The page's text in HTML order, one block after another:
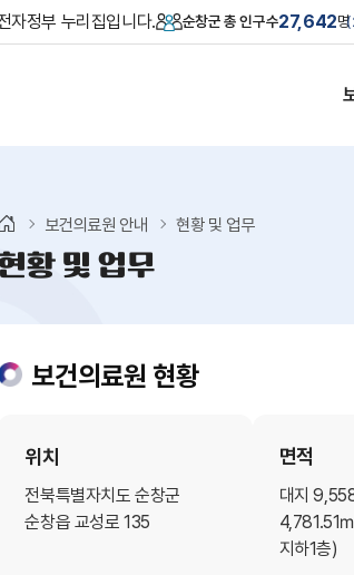
자정부 누리집입니다. 순창군 총 인구수27,642명
보건의료원 안내 현황 및 업무
황 및 업무
보건의료원 현황
위치
전북특별자치도 순창군
순창읍 교성로 135
면적
대지
4,781.51
지하1층)